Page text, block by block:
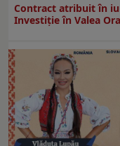
Contract atribuit în
Investiţie în Valea